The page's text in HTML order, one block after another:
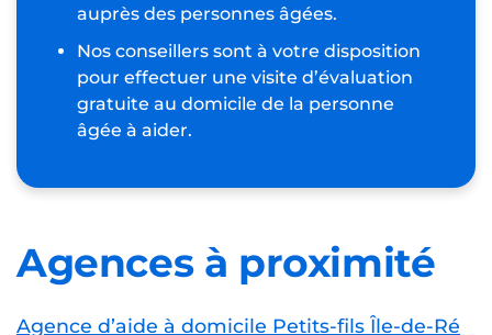
auprès des personnes âgées.
Nos conseillers sont à votre disposition
pour effectuer une visite d’évaluation
gratuite au domicile de la personne
âgée à aider.
Agences à proximité
Agence d’aide à domicile Petits-fils Île-de-Ré